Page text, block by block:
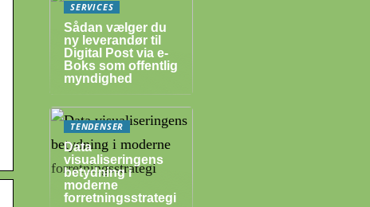
SERVICES
Sådan vælger du
ny leverandør til
Digital Post via e-
Boks som offentlig
myndighed
TENDENSER
Data
visualiseringens
betydning i
moderne
forretningsstrategi